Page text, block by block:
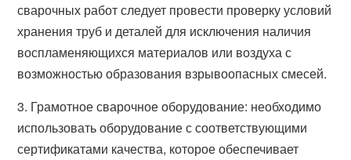
сварочных работ следует провести проверку условий
хранения труб и деталей для исключения наличия
воспламеняющихся материалов или воздуха с
возможностью образования взрывоопасных смесей.
3. Грамотное сварочное оборудование: необходимо
использовать оборудование с соответствующими
сертификатами качества, которое обеспечивает